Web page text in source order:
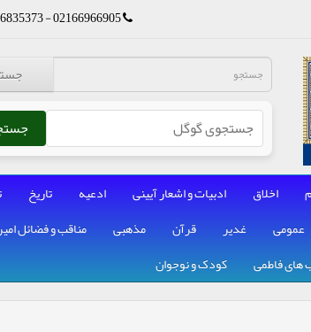
02166966905 - 09196835373
اخلاق ادبیات و اشعار آیینی ادعیه تاریخ
عمومی غدیر قرآن مذهبی مناقب و فضائل
های فاطمی کودک و نوجوان